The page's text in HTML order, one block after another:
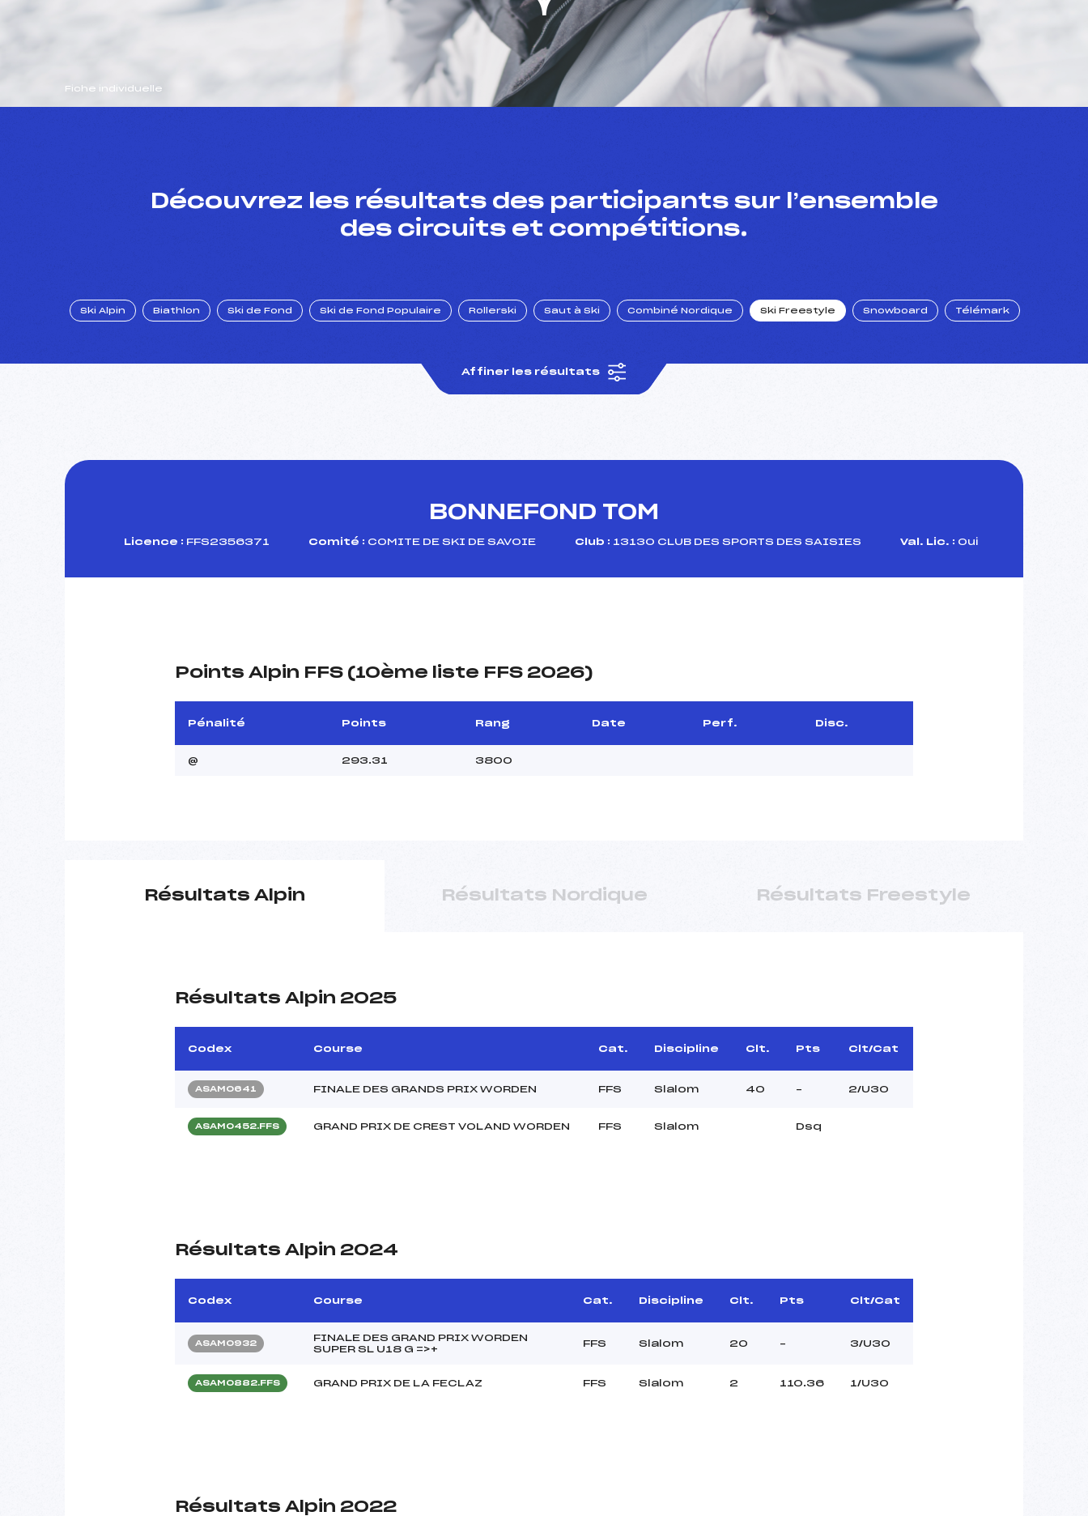
Fiche individuelle
Découvrez les résultats des participants sur l’ensemble
des circuits et compétitions.
Ski Alpin Biathlon Ski de Fond Ski de Fond Populaire Rollerski Saut à Ski Combiné Nordique Ski Freestyle Snowboard Télémark
Affiner les résultats
BONNEFOND TOM
Licence : FFS2356371 Comité : COMITE DE SKI DE SAVOIE Club : 13130 CLUB DES SPORTS DES SAISIES Val. Lic. : Oui
Points Alpin FFS (10ème liste FFS 2026)
Pénalité Points Rang Date Perf. Disc.
@ 293.31 3800
Résultats Alpin Résultats Nordique Résultats Freestyle
Résultats Alpin 2025
Codex Course Cat. Discipline Clt. Pts Clt/Cat
ASAM0641 FINALE DES GRANDS PRIX WORDEN FFS Slalom 40 – 2/U30
ASAM0452.FFS GRAND PRIX DE CREST VOLAND WORDEN FFS Slalom Dsq
Résultats Alpin 2024
Codex Course Cat. Discipline Clt. Pts Clt/Cat
ASAM0932
FINALE DES GRAND PRIX WORDEN
SUPER SL U18 G =>+
FFS Slalom 20 – 3/U30
ASAM0882.FFS GRAND PRIX DE LA FECLAZ FFS Slalom 2 110.36 1/U30
Résultats Alpin 2022